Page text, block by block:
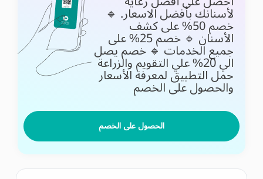
لأسنانك بأفضل الاسعار. 🔹
خصم 50% على كشفالأسنان 🔹 خصم 25% على
جميع الخدمات 🔹 خصم يصل
الي 20% علي التقويم والزراعة
حمل التطبيق لمعرفة الأسعار
والحصول على الخصم
الحصول على الخصم